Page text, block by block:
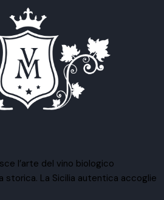
l’arte del vino biologico
storica. La Sicilia autentica accoglie